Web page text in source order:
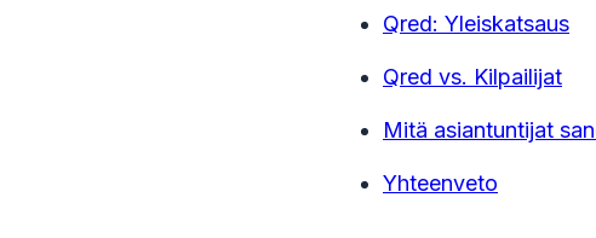
Qred: Yleiskatsaus
Qred vs. Kilpailijat
Mitä asiantuntijat
Yhteenveto